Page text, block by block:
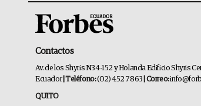
Contactos
Av. de los Shyris N34-152 y Holanda Edificio Shyris
Ecuador | Teléfono:(02) 452 7863 | Correo:
QUITO